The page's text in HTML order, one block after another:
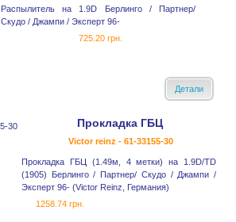
Распылитель на 1.9D Берлинго / Партнер/
Скудо / Джампи / Эксперт 96-
725.20 грн.
Детали
Прокладка ГБЦ
Victor reinz - 61-33155-30
Прокладка ГБЦ (1.49м, 4 метки) на 1.9D/TD
(1905) Берлинго / Партнер/ Скудо / Джампи /
Эксперт 96- (Victor Reinz, Германия)
1258.74 грн.